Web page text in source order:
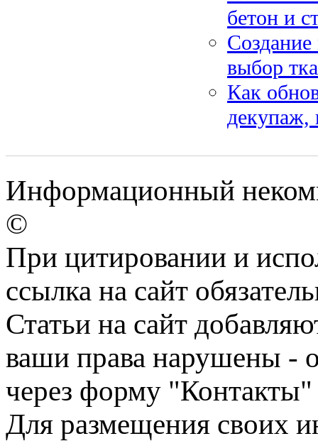
бетон и
Создание
выбор
Как
декупаж,
Информационный
©
При цитировании и
ссылка на сайт
Статьи на сайт
ваши права нарушены -
через форму "Контакты"
Для размещения своих